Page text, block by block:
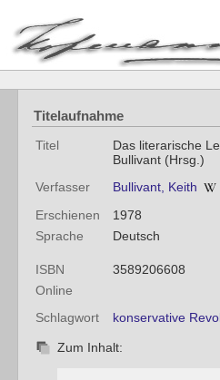
Titelaufnahme
Titel
Das literarische
Bullivant (Hrsg.)
Verfasser
Bullivant, Keith
Erschienen
1978
Sprache
Deutsch
ISBN
3589206608
Online
Schlagwort
konservative
Zum Inhalt: